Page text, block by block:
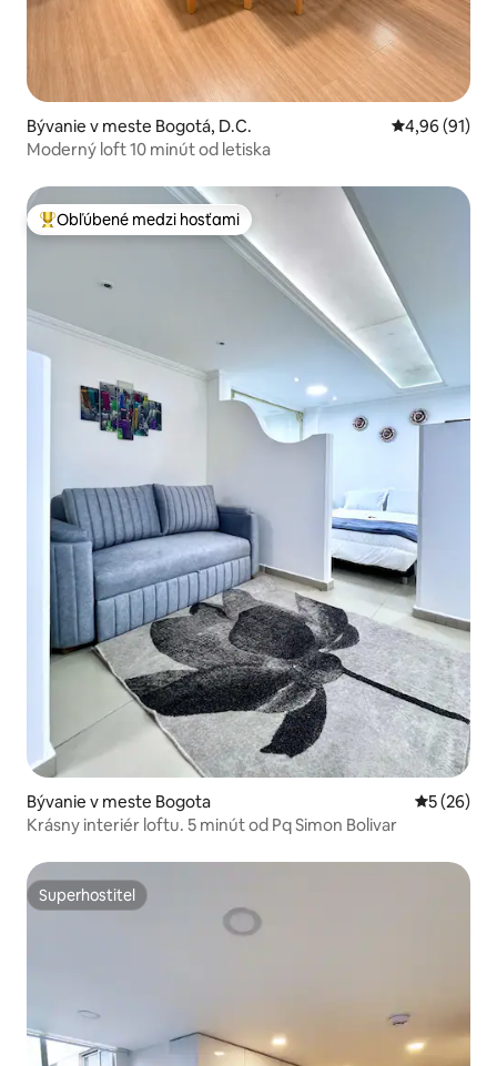
Bývanie v meste Bogotá, D.C. Priemerné
4,96 (91)
Moderný loft 10 minút od letiska
Najobľúbenejšie medzi hosťami
Obľúbené medzi hosťami
Bývanie v meste Bogota
5 (26)
Krásny interiér loftu. 5 minút od Pq Simon Bolivar
Superhostiteľ
Superhostiteľ